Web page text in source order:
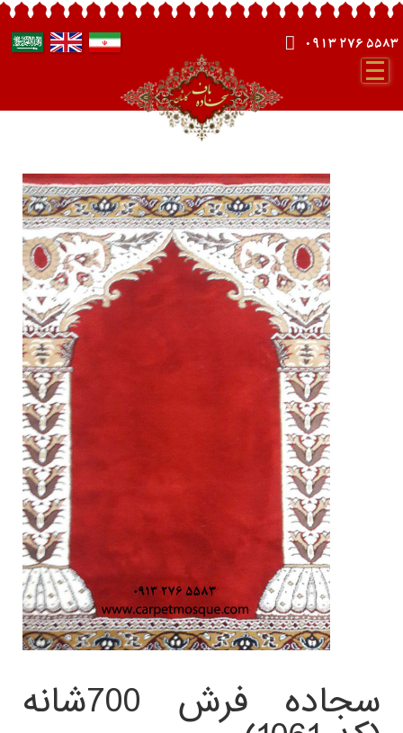
0913 276 5583
سجاده فرش 700شانه